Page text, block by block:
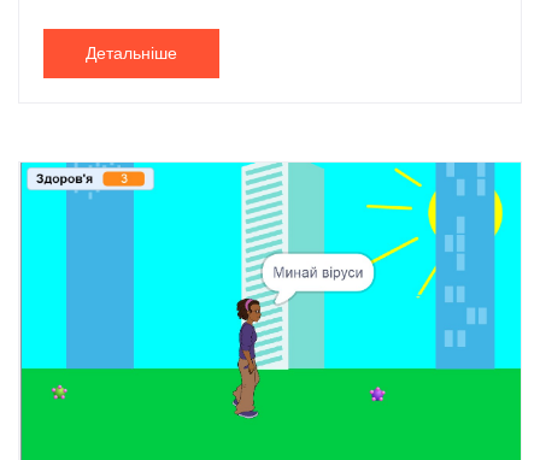
Детальніше